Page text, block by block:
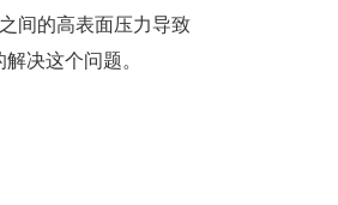
间的高表面压力导致
决这个问题。